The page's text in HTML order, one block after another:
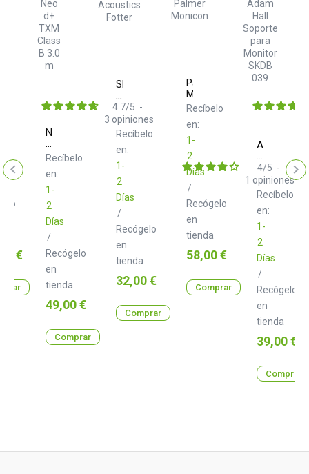
€
Neo
d+
TXM
Class
B
3.0
m
Recíbelo
en:
1-
2
Días
/
Recógelo
en
tienda
Precio
49,00 €
Comprar
Skum
Acoustics
Fotter
Recíbelo
en:
1-
2
Días
/
Recógelo
en
tienda
4.7/5 -
3 opiniones
Precio
32,00 €
Comprar
Palmer
Monicon
Recíbelo
en:
1-
2
Días
/
Recógelo
en
tienda
Precio
58,00 €
Comprar
Adam
Hall
SKDB
039
Soporte
para
Monitor
Recíbelo
en:
1-
2
Días
/
Recógelo
en
tienda
4/5 -
1 opiniones
Precio
39,00 €
Comprar